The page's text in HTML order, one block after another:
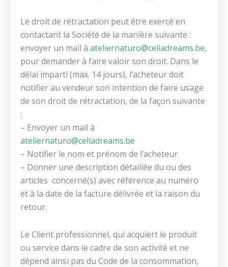
Le droit de rétractation peut être exercé en
contactant la Société de la manière suivante :
envoyer un mail à ateliernaturo@celiadreams.be,
pour demander à faire valoir son droit. Dans le
délai imparti (max. 14 jours), l’acheteur doit
notifier au vendeur son intention de faire usage
de son droit de rétractation, de la façon suivante
:
– Envoyer un mail à
ateliernaturo@celiadreams.be
– Notifier le nom et prénom de l’acheteur
– Donner une description détaillée du ou des
articles concerné(s) avec référence au numéro
et à la date de la facture délivrée et la raison du
retour.
Le Client professionnel, qui acquiert le produit
ou service dans le cadre de son activité et ne
dépend ainsi pas du Code de la consommation,